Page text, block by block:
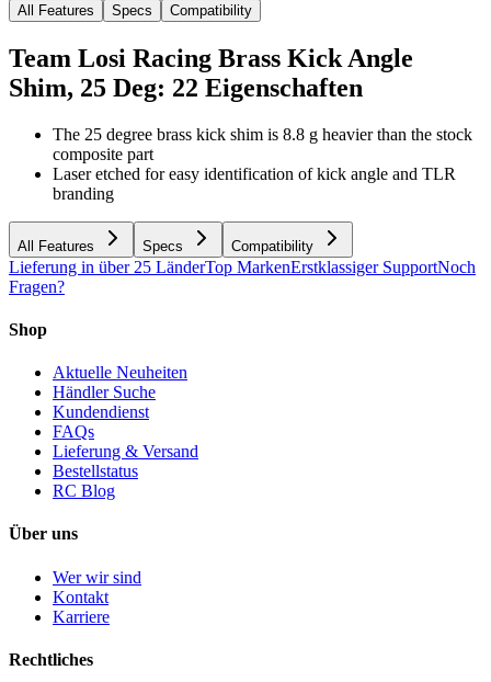
All Features Specs Compatibility
Team Losi Racing Brass Kick Angle
Shim, 25 Deg: 22 Eigenschaften
The 25 degree brass kick shim is 8.8 g heavier than the stock
composite part
Laser etched for easy identification of kick angle and TLR
branding
All Features Specs Compatibility
Lieferung in über 25 LänderTop MarkenErstklassiger SupportNoch
Fragen?
Shop
Aktuelle Neuheiten
Händler Suche
Kundendienst
FAQs
Lieferung & Versand
Bestellstatus
RC Blog
Über uns
Wer wir sind
Kontakt
Karriere
Rechtliches